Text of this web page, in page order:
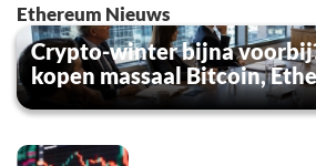
Ethereum Nieuws
Crypto-winter bijna
kopen massaal Bitcoin,